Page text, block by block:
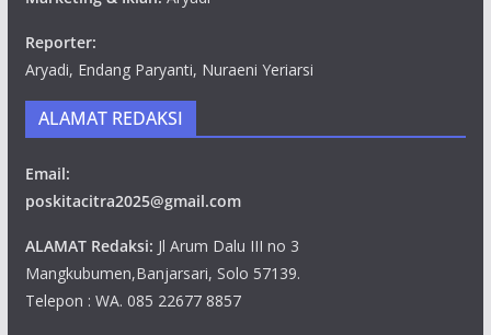
Reporter:
Aryadi, Endang Paryanti, Nuraeni Yeriarsi
ALAMAT REDAKSI
Email:
poskitacitra2025@gmail.com
ALAMAT Redaksi: Jl Arum Dalu III no 3
Mangkubumen,Banjarsari, Solo 57139.
Telepon : WA. 085 22677 8857